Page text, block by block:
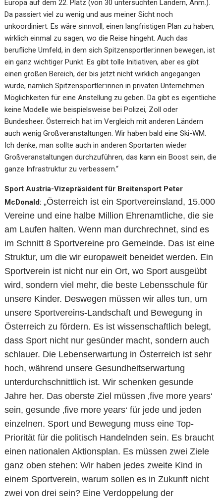
Europa auf dem 22. Platz (von 30 untersuchten Ländern, Anm.).
Da passiert viel zu wenig und aus meiner Sicht noch
unkoordiniert. Es wäre sinnvoll, einen langfristigen Plan zu haben,
wirklich einmal zu sagen, wo die Reise hingeht. Auch das
berufliche Umfeld, in dem sich Spitzensportler:innen bewegen, ist
ein ganz wichtiger Punkt. Es gibt tolle Initiativen, aber es gibt
einen großen Bereich, der bis jetzt nicht wirklich angegangen
wurde, nämlich Spitzensportler:innen in privaten Unternehmen
Möglichkeiten für eine Anstellung zu geben. Da gibt es eigentliche
keine Modelle wie beispielsweise bei Polizei, Zoll oder
Bundesheer. Österreich hat im Vergleich mit anderen Ländern
auch wenig Großveranstaltungen. Wir haben bald eine Ski-WM.
Ich denke, man sollte auch in anderen Sportarten wieder
Großveranstaltungen durchzuführen, das kann ein Boost sein, die
ganze Infrastruktur zu verbessern.“
Sport Austria-Vizepräsident für Breitensport Peter
McDonald: „Österreich ist ein Sportvereinsland, 15.000
Vereine und eine halbe Million Ehrenamtliche, die sie
am Laufen halten. Wenn man durchrechnet, sind es
im Schnitt 8 Sportvereine pro Gemeinde. Das ist eine
Struktur, um die wir europaweit beneidet werden. Ein
Sportverein ist nicht nur ein Ort, wo Sport ausgeübt
wird, sondern viel mehr, die beste Lebensschule für
unsere Kinder. Deswegen müssen wir alles tun, um
unsere Sportvereins-Landschaft und Bewegung in
Österreich zu fördern. Es ist wissenschaftlich belegt,
dass Sport nicht nur gesünder macht, sondern auch
schlauer. Die Lebenserwartung in Österreich ist sehr
hoch, während unsere Gesundheitserwartung
unterdurchschnittlich ist. Wir schenken gesunde
Jahre her. Das oberste Ziel müssen ‚five more years‘
sein, gesunde ‚five more years‘ für jede und jeden
einzelnen. Sport und Bewegung muss eine Top-
Priorität für die politisch Handelnden sein. Es braucht
einen nationalen Aktionsplan. Es müssen zwei Ziele
ganz oben stehen: Wir haben jedes zweite Kind in
einem Sportverein, warum sollen es in Zukunft nicht
zwei von drei sein? Eine Verdoppelung der